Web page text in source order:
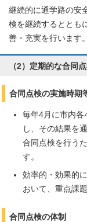
継続的に通学路の安
検を継続するととも
善・充実を行います。
（2）定期的な合同
合同点検の実施時期
毎年4月に市内各
し、その結果を
合同点検を行う
す。
効率的・効果的
おいて、重点課
合同点検の体制